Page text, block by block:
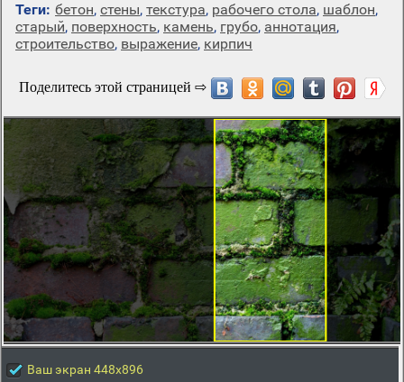
Теги: бетон, стены, текстура, рабочего стола, шаблон,
старый, поверхность, камень, грубо, аннотация,
строительство, выражение, кирпич
Ваш экран 448x896